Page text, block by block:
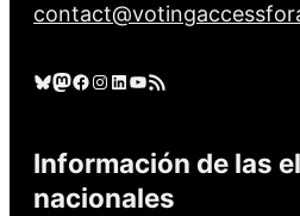
Cielo azul Mastodonte Facebook Instagram LinkedIn YouTube Feed RSS
Información de las
nacionales